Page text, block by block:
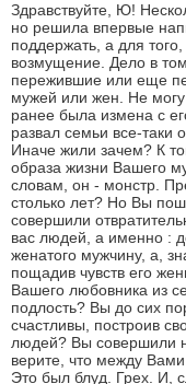
Здравствуйте, Ю!
но решила впервые
поддержать, а для
возмущение. Дело в
пережившие или еще
мужей или жен. Не
ранее была измена с
развал семьи все-таки
Иначе жили зачем? К
образа жизни Вашего
словам, он - монстр.
столько лет? Но Вы
совершили
вас людей, а именно :
женатого мужчину, а,
пощадив чувств его
Вашего любовника из
подлость? Вы до сих
счастливы, построив
людей? Вы совершили
верите, что между
Это был блуд. Грех. И,